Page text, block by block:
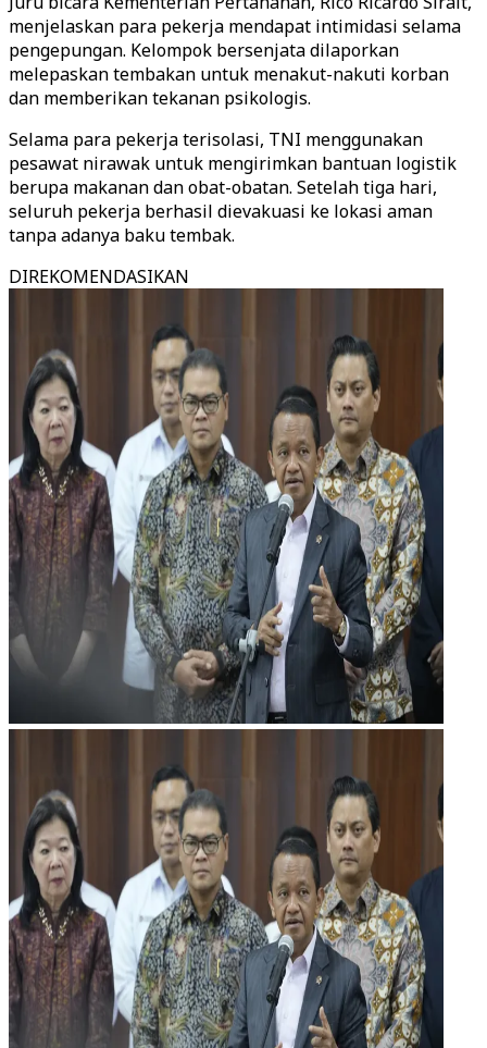
menjelaskan para pekerja mendapat intimidasi selama
pengepungan. Kelompok bersenjata dilaporkan
melepaskan tembakan untuk menakut-nakuti korban
dan memberikan tekanan psikologis.
Selama para pekerja terisolasi, TNI menggunakan
pesawat nirawak untuk mengirimkan bantuan logistik
berupa makanan dan obat-obatan. Setelah tiga hari,
seluruh pekerja berhasil dievakuasi ke lokasi aman
tanpa adanya baku tembak.
DIREKOMENDASIKAN